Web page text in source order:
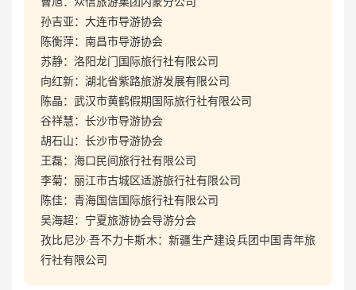
孙吉亚：大连市导游协会
陈衡萍：南昌市导游协会
苏静：洛阳龙门国际旅行社有限公司
向红新：湖北省紫路旅游发展有限公司
陈晶：武汉市黄鹤假期国际旅行社有限公司
谷祥慧：长沙市导游协会
胡石山：长沙市导游协会
王磊：海口民间旅行社有限公司
李菊：丽江市古城区适游旅行社有限公司
陈佳：青海国信国际旅行社有限公司
吴海超：宁夏旅游协会导游分会
孜比尼沙·吾不力卡斯木：新疆生产建设兵团中国青年旅
行社有限公司